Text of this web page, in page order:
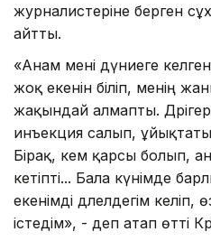
журналистеріне берген
айтты.
«Анам мені дүниеге
жоқ екенін біліп, менің
жақындай алмапты.
инъекция салып,
Бірақ, әкем қарсы болып,
кетіпті... Бала күнімде
екенімді дәлелдегім
істедім», - деп атап өтті